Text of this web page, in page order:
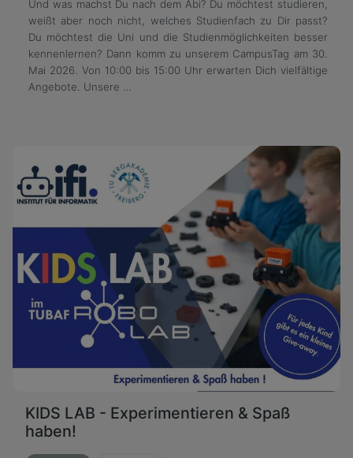
Und was machst Du nach dem Abi? Du möchtest studieren,
weißt aber noch nicht, welches Studienfach zu Dir passt?
Du möchtest die Uni und die Studienmöglichkeiten besser
kennenlernen? Dann komm zu unserem CampusTag am 30.
Mai 2026. Von 10:00 bis 15:00 Uhr erwarten Dich vielfältige
Angebote. Unsere …
KIDS LAB - Experimentieren & Spaß
haben!